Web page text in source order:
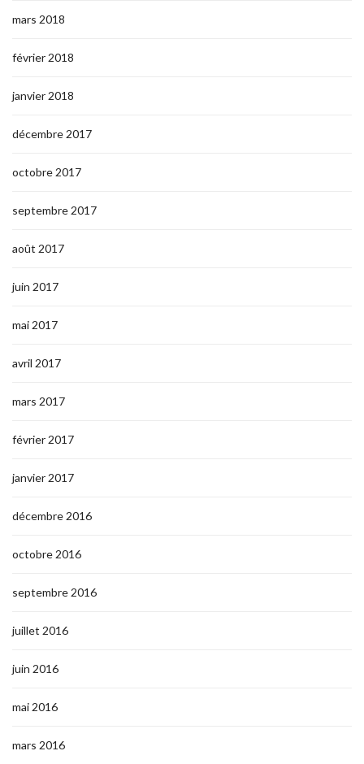
mars 2018
février 2018
janvier 2018
décembre 2017
octobre 2017
septembre 2017
août 2017
juin 2017
mai 2017
avril 2017
mars 2017
février 2017
janvier 2017
décembre 2016
octobre 2016
septembre 2016
juillet 2016
juin 2016
mai 2016
mars 2016